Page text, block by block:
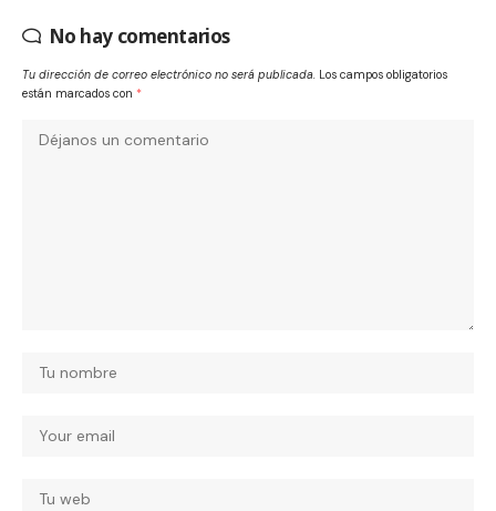
No hay comentarios
Tu dirección de correo electrónico no será publicada. Los campos obligatorios
están marcados con *